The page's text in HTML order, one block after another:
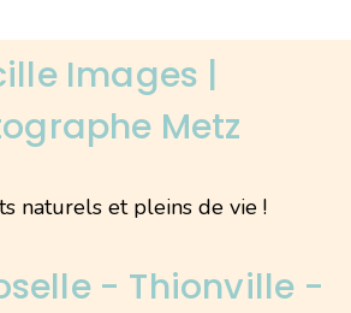
Images |
Metz
naturels et pleins de vie !
- Thionville -